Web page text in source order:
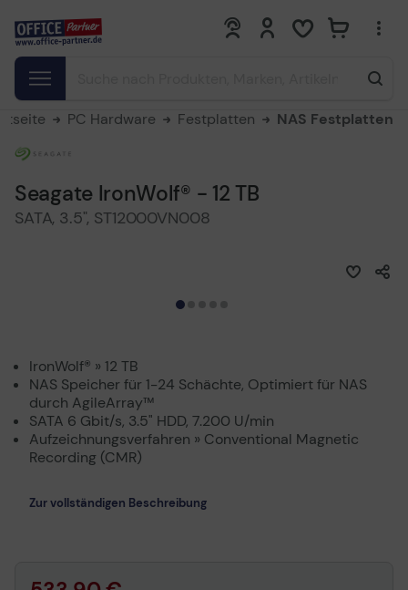
0 0
PC Hardware Festplatten NAS Festplatten
Seagate IronWolf® - 12 TB
SATA, 3.5", ST12000VN008
IronWolf® » 12 TB
NAS Speicher für 1-24 Schächte, Optimiert für NAS
durch AgileArray™
SATA 6 Gbit/s, 3.5" HDD, 7.200 U/min
Aufzeichnungsverfahren » Conventional Magnetic
Recording (CMR)
Zur vollständigen Beschreibung